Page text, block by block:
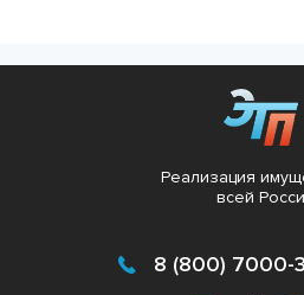
Реализация
всей
8 (800) 7000-